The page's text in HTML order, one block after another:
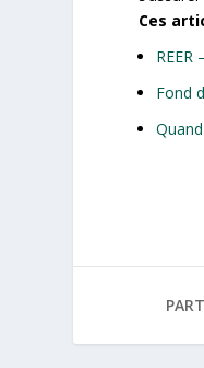
Ces
REER
Fond